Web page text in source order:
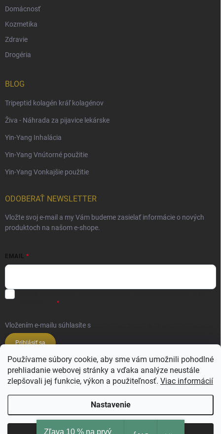
Používame súbory cookie, aby sme vám umožnili pohodlné
prehliadanie webovej stránky a vďaka analýze neustále
zlepšovali jej funkcie, výkon a použiteľnosť. Viac informácií
Nastavenie
Domácnosť
Kozmetika
Zdravie
Drogéria
BLOG
Tripeptid kolagén kráľ kolagénov
Živa - Náhrada za pijavice lekárske
Yin-Yang Inhalácia
Yin-Yang Vnútorné použitie
Yin-Yang Vonkajšie použitie
ODOBERAŤ NEWSLETTER
Vložte svoj e-mail a my Vám budeme zasielať informácie o nových
produktoch na našom e-shope.
EMAIL
Vložením e-mailu súhlasíte s
Prihlásiť sa
Veľkoobchod ESSENZE LAVANDERIE
Veľkoobchod SALIMBENI PROFUMI ROMA
Copyright 2026Ajsi.sk. Všetky práva vyhradené. Upraviť nastavenie cookies
Zľava 10 % na prvý